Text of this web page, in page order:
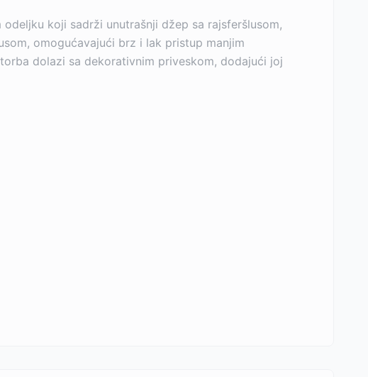
koji sadrži unutrašnji džep sa rajsferšlusom,
omogućavajući brz i lak pristup manjim
dolazi sa dekorativnim priveskom, dodajući joj